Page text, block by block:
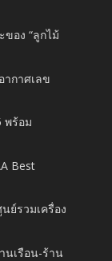
อง “ลูกไม้
กาศเลข
พร้อม
Best
ย์รวมเครื่อง
นเรือน-ร้าน